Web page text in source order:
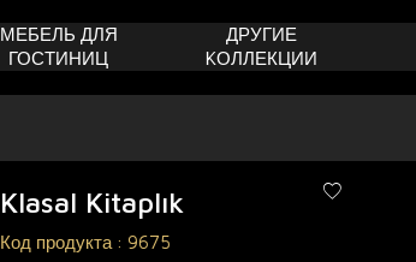
МЕБЕЛЬ ДЛЯ
ГОСТИНИЦ
ДРУГИЕ
KОЛЛЕКЦИИ
Klasal Kitaplık
Код продукта : 9675